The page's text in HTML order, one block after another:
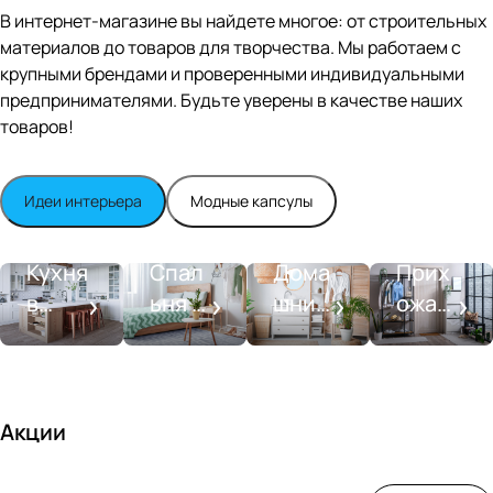
n
Whit
e
satin
В интернет-магазине вы найдете многое: от строительных
материалов до товаров для творчества. Мы работаем с
крупными брендами и проверенными индивидуальными
предпринимателями. Будьте уверены в качестве наших
товаров!
Идеи интерьера Модные капсулы
Кухня
в
стиле
Спал
ьня в
совре
Дома
шний
SPA-
Прих
ожая
со
Акции